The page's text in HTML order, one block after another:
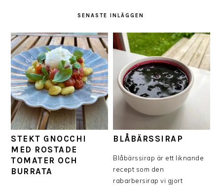
SENASTE INLÄGGEN
STEKT GNOCCHI
MED ROSTADE
TOMATER OCH
BURRATA
BLÅBÄRSSIRAP
Blåbärssirap är ett liknande
recept som den
rabarbersirap vi gjort